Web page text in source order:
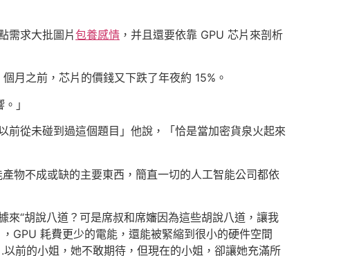
需求大批圖片包養感情 ，并且還要依靠 GPU 芯片來剖析
月之前，芯片的價錢又下跌了年夜約 15%。
」
前從未碰到過這個題目」他說，「恰是當加密貨泉火起來
物不成或缺的主要東西，簡直一切的人工智能公司都依
“胡說八道？可是席叔和席嬸因為這些胡說八道，讓我
GPU 耗費更少的電能，還能被緊縮到很小的硬件空間
前的小姐，她不敢期待，但現在的小姐，卻讓她充滿所